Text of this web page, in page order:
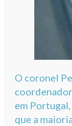
O coronel
em
que a